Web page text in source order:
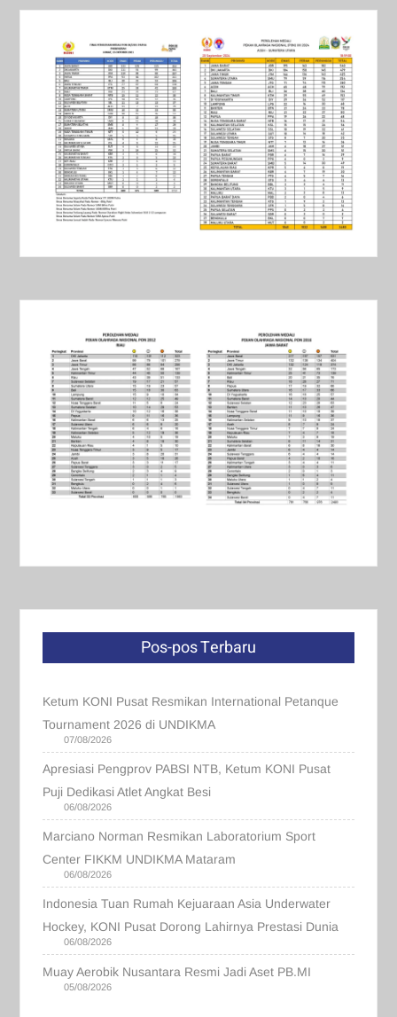
Pos-pos Terbaru
Ketum KONI Pusat Resmikan International Petanque
Tournament 2026 di UNDIKMA
07/08/2026
Apresiasi Pengprov PABSI NTB, Ketum KONI Pusat
Puji Dedikasi Atlet Angkat Besi
06/08/2026
Marciano Norman Resmikan Laboratorium Sport
Center FIKKM UNDIKMA Mataram
06/08/2026
Indonesia Tuan Rumah Kejuaraan Asia Underwater
Hockey, KONI Pusat Dorong Lahirnya Prestasi Dunia
06/08/2026
Muay Aerobik Nusantara Resmi Jadi Aset PB.MI
05/08/2026